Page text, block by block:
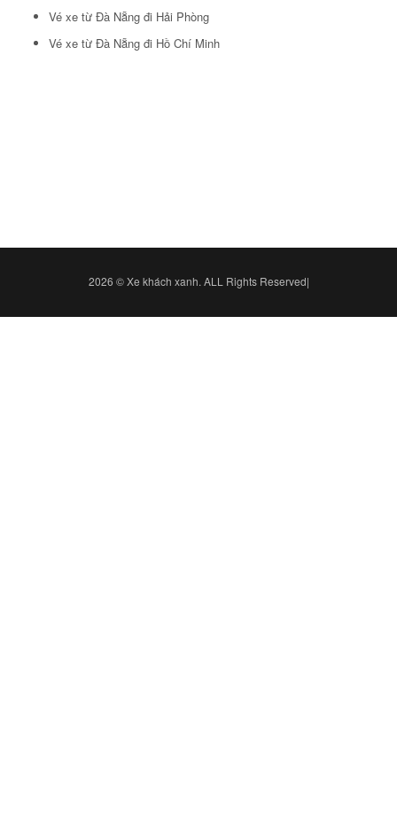
Vé xe từ Đà Nẵng đi Hải Phòng
Vé xe từ Đà Nẵng đi Hồ Chí Minh
2026 © Xe khách xanh. ALL Rights Reserved|